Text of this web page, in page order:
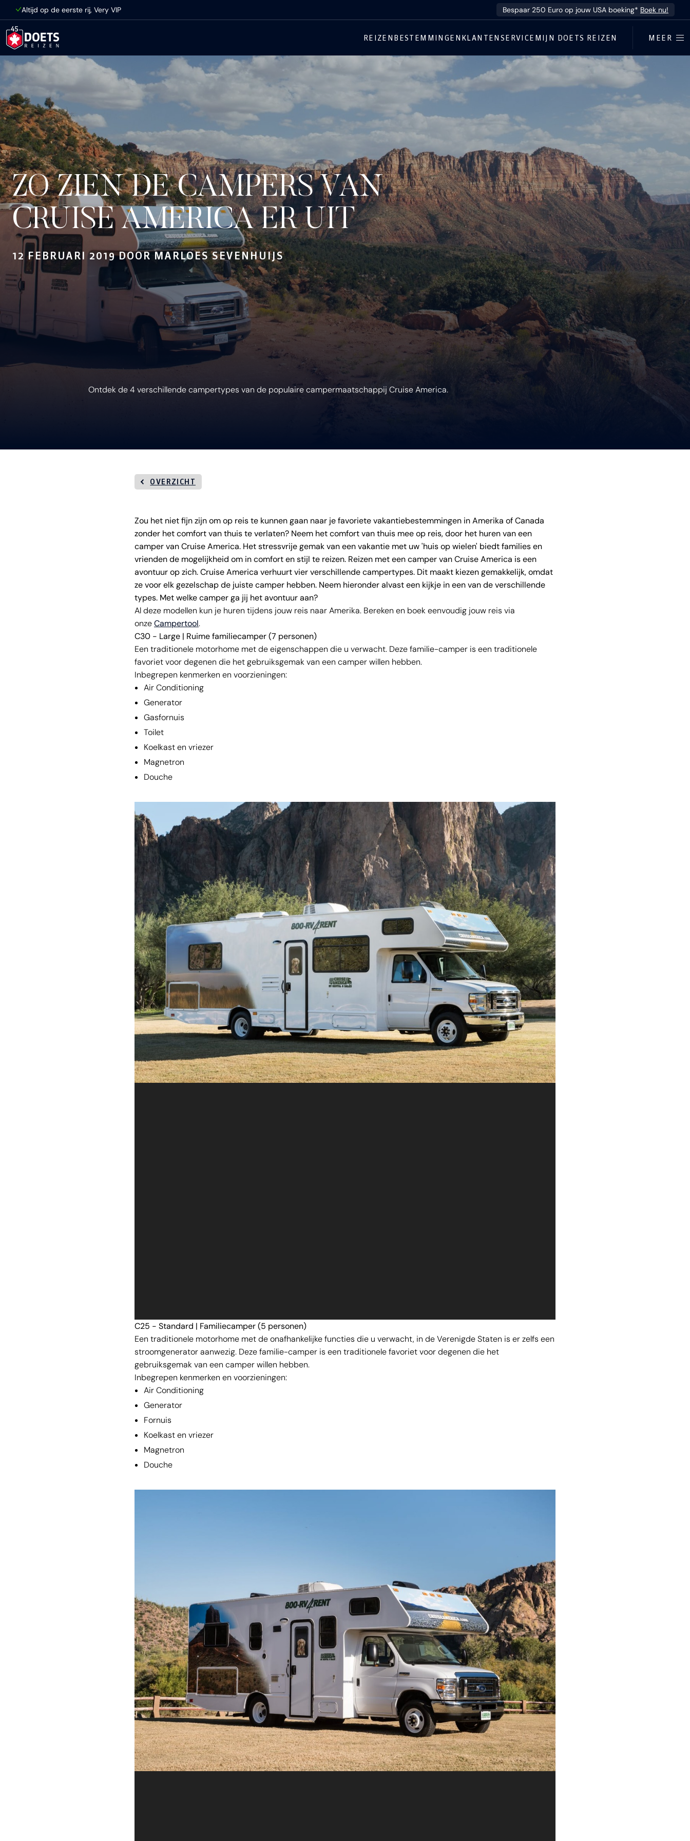
Ga direct naar inhoud
Altijd op de eerste rij, Very VIP Bespaar 250 Euro op jouw USA boeking* Boek nu!
REIZEN BESTEMMINGEN KLANTENSERVICE MIJN DOETS REIZEN MEER
ZO ZIEN DE CAMPERS VAN
CRUISE AMERICA ER UIT
12 FEBRUARI 2019 DOOR MARLOES SEVENHUIJS
Ontdek de 4 verschillende campertypes van de populaire campermaatschappij Cruise America.
OVERZICHT
Zou het niet fijn zijn om op reis te kunnen gaan naar je favoriete vakantiebestemmingen in Amerika of Canada
zonder het comfort van thuis te verlaten? Neem het comfort van thuis mee op reis, door het huren van een
camper van Cruise America. Het stressvrije gemak van een vakantie met uw 'huis op wielen' biedt families en
vrienden de mogelijkheid om in comfort en stijl te reizen. Reizen met een camper van Cruise America is een
avontuur op zich. Cruise America verhuurt vier verschillende campertypes. Dit maakt kiezen gemakkelijk, omdat
ze voor elk gezelschap de juiste camper hebben. Neem hieronder alvast een kijkje in een van de verschillende
types. Met welke camper ga jij het avontuur aan?
Al deze modellen kun je huren tijdens jouw reis naar Amerika. Bereken en boek eenvoudig jouw reis via
onzeCampertool.
C30 - Large | Ruime familiecamper (7 personen)
Een traditionele motorhome met de eigenschappen die u verwacht. Deze familie-camper is een traditionele
favoriet voor degenen die het gebruiksgemak van een camper willen hebben.
Inbegrepen kenmerken en voorzieningen:
Air Conditioning
Generator
Gasfornuis
Toilet
Koelkast en vriezer
Magnetron
Douche
C25 - Standard | Familiecamper (5 personen)
Een traditionele motorhome met de onafhankelijke functies die u verwacht, in de Verenigde Staten is er zelfs een
stroomgenerator aanwezig. Deze familie-camper is een traditionele favoriet voor degenen die het
gebruiksgemak van een camper willen hebben.
Inbegrepen kenmerken en voorzieningen:
Air Conditioning
Generator
Fornuis
Koelkast en vriezer
Magnetron
Douche